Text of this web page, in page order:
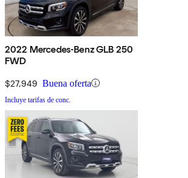
2022 Mercedes-Benz GLB 250
FWD
$27,949 Buena oferta
Incluye tarifas de conc.